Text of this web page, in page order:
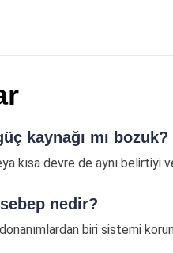
kaynağı mı bozuk?
kısa devre de aynı belirtiyi
nedir?
biri sistemi